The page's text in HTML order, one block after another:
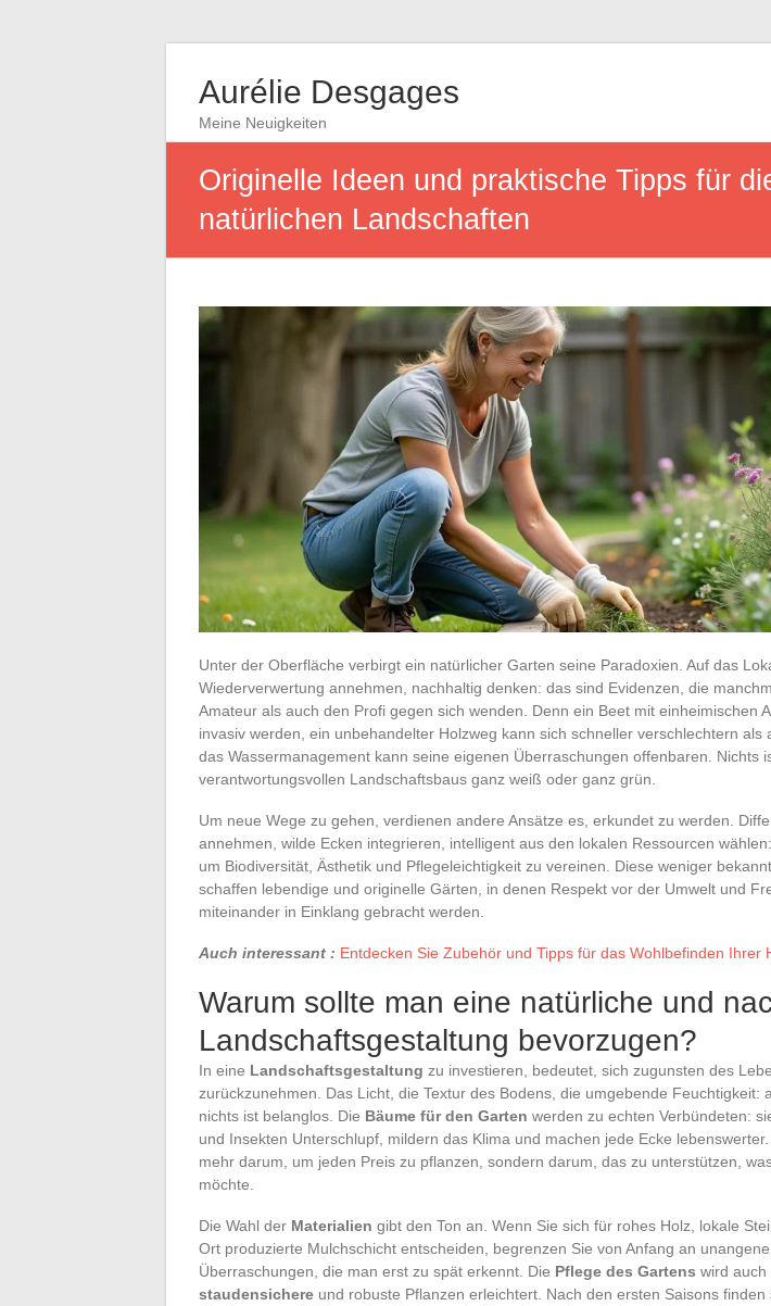
Aurélie Desgages
Meine Neuigkeiten
Originelle Ideen und praktische Tipps für
natürlichen Landschaften
Unter der Oberfläche verbirgt ein natürlicher Garten seine Paradoxien. Auf das
Wiederverwertung annehmen, nachhaltig denken: das sind Evidenzen, die
Amateur als auch den Profi gegen sich wenden. Denn ein Beet mit einheimischen
invasiv werden, ein unbehandelter Holzweg kann sich schneller verschlechtern als
das Wassermanagement kann seine eigenen Überraschungen offenbaren. Nichts
verantwortungsvollen Landschaftsbaus ganz weiß oder ganz grün.
Um neue Wege zu gehen, verdienen andere Ansätze es, erkundet zu werden.
annehmen, wilde Ecken integrieren, intelligent aus den lokalen Ressourcen
um Biodiversität, Ästhetik und Pflegeleichtigkeit zu vereinen. Diese weniger
schaffen lebendige und originelle Gärten, in denen Respekt vor der Umwelt und
miteinander in Einklang gebracht werden.
Auch interessant : Entdecken Sie Zubehör und Tipps für das Wohlbefinden Ihrer
Warum sollte man eine natürliche und
Landschaftsgestaltung bevorzugen?
In eine Landschaftsgestaltung zu investieren, bedeutet, sich zugunsten des
zurückzunehmen. Das Licht, die Textur des Bodens, die umgebende Feuchtigkeit:
nichts ist belanglos. Die Bäume für den Garten werden zu echten Verbündeten:
und Insekten Unterschlupf, mildern das Klima und machen jede Ecke
mehr darum, um jeden Preis zu pflanzen, sondern darum, das zu unterstützen,
möchte.
Die Wahl der Materialien gibt den Ton an. Wenn Sie sich für rohes Holz, lokale
Ort produzierte Mulchschicht entscheiden, begrenzen Sie von Anfang an
Überraschungen, die man erst zu spät erkennt. Die Pflege des Gartens wird auch
staudensichere und robuste Pflanzen erleichtert. Nach den ersten Saisons finden